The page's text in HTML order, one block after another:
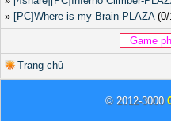
» [PC]Where is my Brain-PLAZA(0/
Trang chủ
© 2012-3000